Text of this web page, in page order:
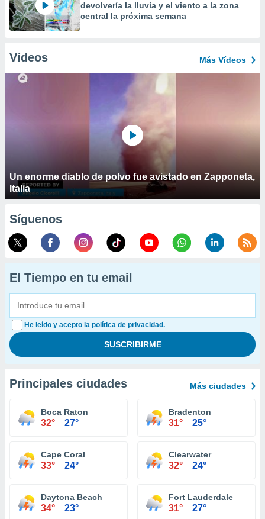
devolvería la lluvia y el viento a la zona
central la próxima semana
Vídeos Más Vídeos
Un enorme diablo de polvo fue avistado en Zapponeta,
Italia
Síguenos
El Tiempo en tu email
He leído y acepto la política de privacidad.
Principales ciudades Más ciudades
Boca Raton
32° 27°
Bradenton
31° 25°
Cape Coral
33° 24°
Clearwater
32° 24°
Daytona Beach
34° 23°
Fort Lauderdale
31° 27°